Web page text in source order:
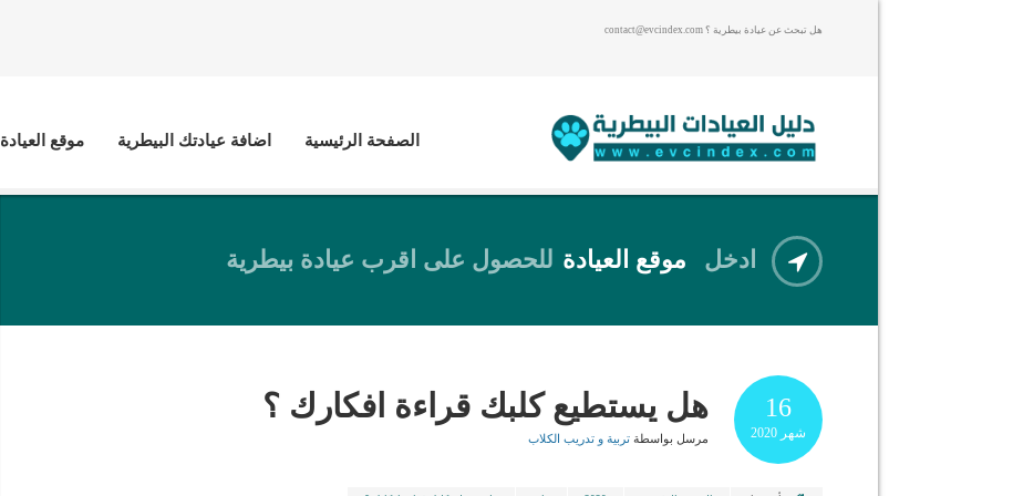
هل تبحث عن عيادة بيطرية ؟ contact@evcindex.com
الصفحة الرئيسية اضافة عيادتك البيطرية موقع العيادة
ادخل موقع العيادة للحصول على اقرب عيادة بيطرية
16
شهر 2020
هل يستطيع كلبك قراءة افكارك ؟
مرسل بواسطة تربية و تدريب الكلاب